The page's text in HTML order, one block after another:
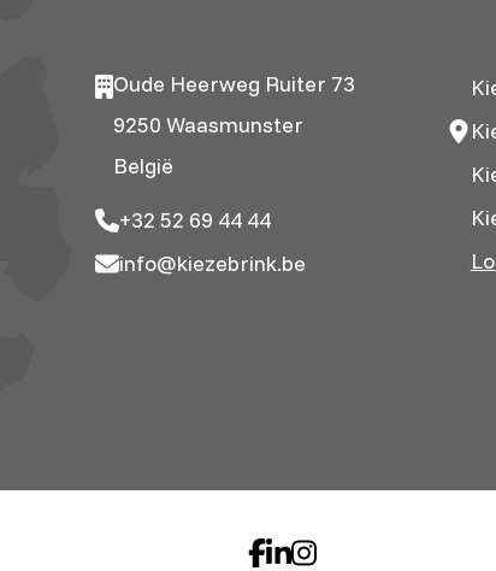
Oude Heerweg Ruiter 73
9250 Waasmunster
België
+32 52 69 44 44
info@kiezebrink.be